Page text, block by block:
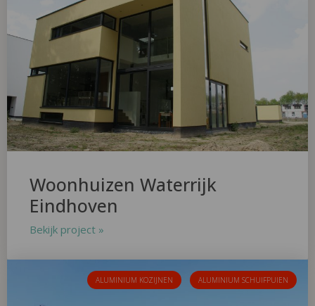
Woonhuizen Waterrijk
Eindhoven
Bekijk project »
ALUMINIUM KOZIJNEN ALUMINIUM SCHUIFPUIEN